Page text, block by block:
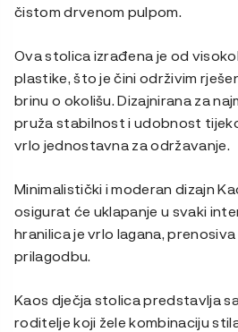
čistom drvenom pulpom.
Ova stolica izrađena je od
plastike, što je čini održivim
brinu o okolišu. Dizajnirana za
pruža stabilnost i udobnost
vrlo jednostavna za održavanje.
Minimalistički i moderan dizajn
osigurat će uklapanje u svaki
hranilica je vrlo lagana,
prilagodbu.
Kaos dječja stolica predstavlja
roditelje koji žele kombinaciju